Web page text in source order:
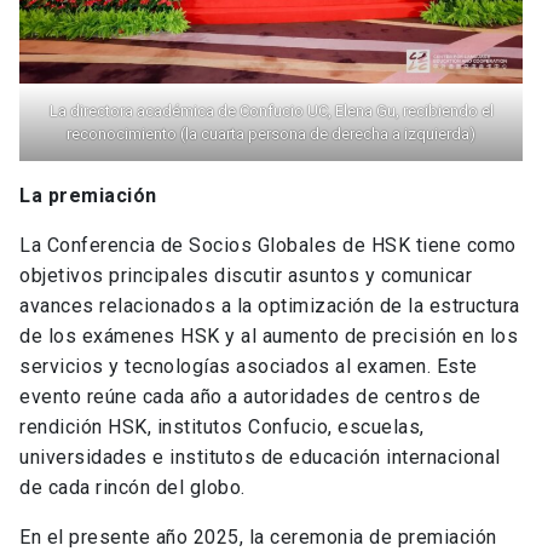
La directora académica de Confucio UC, Elena Gu, recibiendo el
reconocimiento (la cuarta persona de derecha a izquierda)
La premiación
La Conferencia de Socios Globales de HSK tiene como
objetivos principales discutir asuntos y comunicar
avances relacionados a la optimización de la estructura
de los exámenes HSK y al aumento de precisión en los
servicios y tecnologías asociados al examen. Este
evento reúne cada año a autoridades de centros de
rendición HSK, institutos Confucio, escuelas,
universidades e institutos de educación internacional
de cada rincón del globo.
En el presente año 2025, la ceremonia de premiación